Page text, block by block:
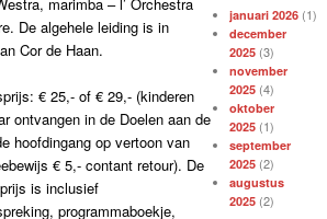
De algehele leiding is in
Cor de Haan.
€ 25,- of € 29,- (kinderen
ontvangen in de Doelen aan de
hoofdingang op vertoon van
€ 5,- contant retour). De
is inclusief
programmaboekje,
januari 2026 (1)
december
2025 (3)
november
2025 (4)
oktober
2025 (1)
september
2025 (2)
augustus
2025 (2)